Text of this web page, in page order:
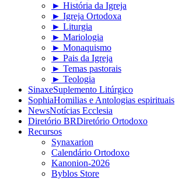
► História da Igreja
► Igreja Ortodoxa
► Liturgia
► Mariologia
► Monaquismo
► Pais da Igreja
► Temas pastorais
► Teologia
SinaxeSuplemento Litúrgico
SophiaHomilias e Antologias espirituais
NewsNotícias Ecclesia
Diretório BRDiretório Ortodoxo
Recursos
Synaxarion
Calendário Ortodoxo
Kanonion-2026
Byblos Store